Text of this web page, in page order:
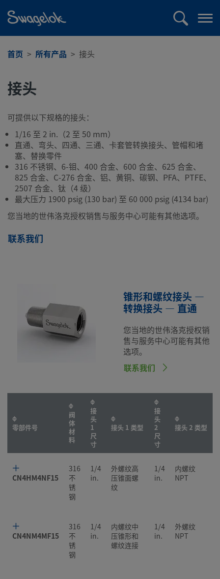
首页 所有产品 接头
接头
可提供以下规格的接头：
1/16 至 2 in.（2 至 50 mm）
直通、弯头、四通、三通、卡套管转换接头、管帽和堵
塞、替换零件
316 不锈钢、6-钼、400 合金、600 合金、625 合金、
825 合金、C-276 合金、铝、黄铜、碳钢、PFA、PTFE、
2507 合金、钛（4 级）
最大压力 1900 psig (130 bar) 至 60 000 psig (4134 bar)
您当地的世伟洛克授权销售与服务中心可能有其他选项。
联系我们
锥形和螺纹接头 —
转换接头 — 直通
您当地的世伟洛克授权销
售与服务中心可能有其他
选项。
联系我们
零部件号
阀
体
材
料
接
头
1
尺
寸
接头 1 类型
接
头
2
尺
寸
接头 2 类型
CN4HM4NF15
316
不
锈
钢
1/4
in.
外螺纹高
压锥面螺
纹
1/4
in.
内螺纹
NPT
CN4NM4MF15
316
不
锈
钢
1/4
in.
内螺纹中
压锥形和
螺纹连接
1/4
in.
外螺纹
NPT